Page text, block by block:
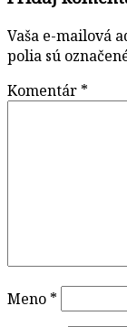
Vaša e-mailová
polia sú
Komentár *
Meno *